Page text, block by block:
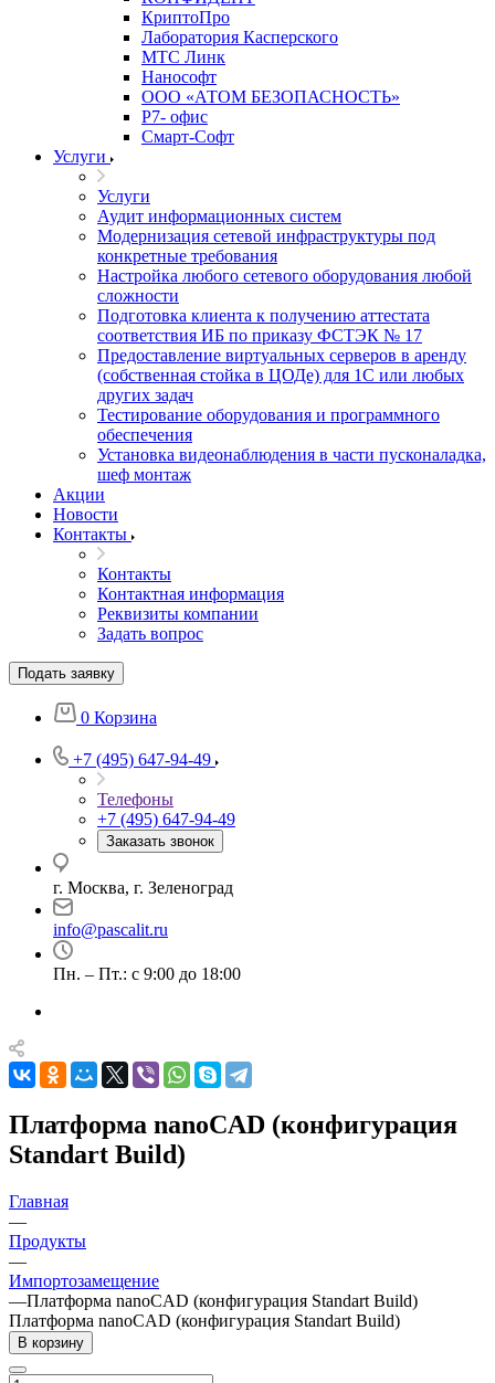
КриптоПро
Лаборатория Касперского
МТС Линк
Нанософт
ООО «АТОМ БЕЗОПАСНОСТЬ»
Р7- офис
Смарт-Софт
Услуги
Услуги
Аудит информационных систем
Модернизация сетевой инфраструктуры под
конкретные требования
Настройка любого сетевого оборудования любой
сложности
Подготовка клиента к получению аттестата
соответствия ИБ по приказу ФСТЭК № 17
Предоставление виртуальных серверов в аренду
(собственная стойка в ЦОДе) для 1С или любых
других задач
Тестирование оборудования и программного
обеспечения
Установка видеонаблюдения в части пусконаладка,
шеф монтаж
Акции
Новости
Контакты
Контакты
Контактная информация
Реквизиты компании
Задать вопрос
Подать заявку
0 Корзина
+7 (495) 647-94-49
Телефоны
+7 (495) 647-94-49
Заказать звонок
г. Москва, г. Зеленоград
info@pascalit.ru
Пн. – Пт.: с 9:00 до 18:00
Платформа nanoCAD (конфигурация
Standart Build)
Главная
—
Продукты
—
Импортозамещение
—Платформа nanoCAD (конфигурация Standart Build)
Платформа nanoCAD (конфигурация Standart Build)
В корзину